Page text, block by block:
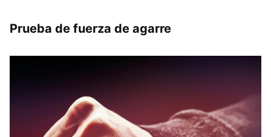
Prueba de fuerza de agarre